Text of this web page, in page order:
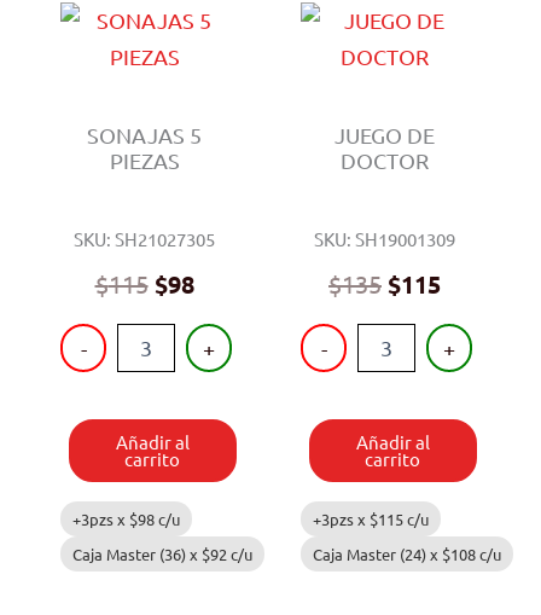
SONAJAS 5
PIEZAS
SKU: SH21027305
$115 $98
-
SONAJAS
5
+
Añadir al
carrito
+3pzs x $98c/u
Caja Master (36) x $92 c/u
JUEGO DE
DOCTOR
SKU: SH19001309
$135 $115
-
JUEGO
DE
+
Añadir al
carrito
+3pzs x $115c/u
Caja Master (24) x $108c/u